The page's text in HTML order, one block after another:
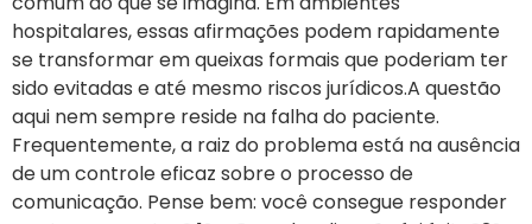
hospitalares, essas afirmações podem rapidamente
se transformar em queixas formais que poderiam ter
sido evitadas e até mesmo riscos jurídicos.A questão
aqui nem sempre reside na falha do paciente.
Frequentemente, a raiz do problema está na ausência
de um controle eficaz sobre o processo de
comunicação. Pense bem: você consegue responder